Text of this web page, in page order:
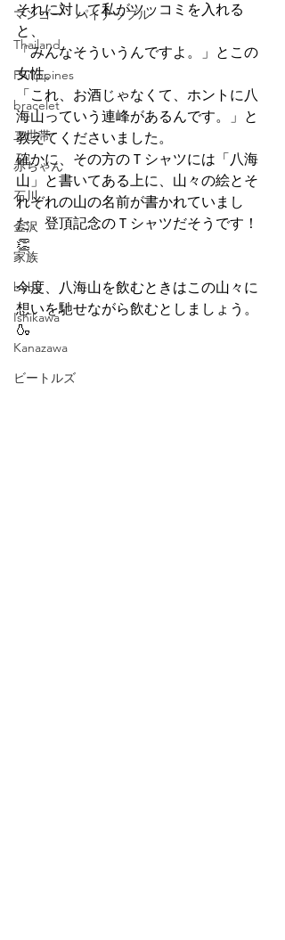
マンゴー・パイナップル
Thailand
Philippines
bracelet
二世帯
赤ちゃん
石川
金沢
家族
baby
Ishikawa
Kanazawa
ビートルズ
それに対して私がツッコミを入れる
と、
「みんなそういうんですよ。」とこの
女性。
「これ、お酒じゃなくて、ホントに八
海山っていう連峰があるんです。」と
教えてくださいました。
確かに、その方のＴシャツには「八海
山」と書いてある上に、山々の絵とそ
れぞれの山の名前が書かれていまし
た。登頂記念のＴシャツだそうです！
👏
今度、八海山を飲むときはこの山々に
想いを馳せながら飲むとしましょう。
🍶